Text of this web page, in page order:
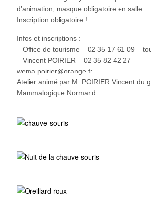
d’animation, masque obligatoire en salle.
Inscription obligatoire !
Infos et inscriptions :
– Office de tourisme – 02 35 17 61 09 –
– Vincent POIRIER – 02 35 82 42 27 –
wema.poirier@orange.fr
Atelier animé par M. POIRIER Vincent du
Mammalogique Normand